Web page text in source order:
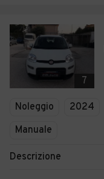
7
Noleggio 2024
Manuale
Descrizione